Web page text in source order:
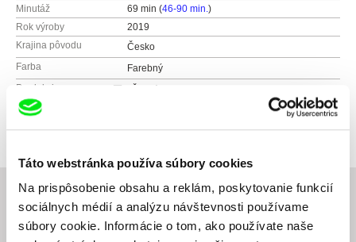
Táto webstránka používa súbory cookies
Na prispôsobenie obsahu a reklám, poskytovanie funkcií
sociálnych médií a analýzu návštevnosti používame
súbory cookie. Informácie o tom, ako používate naše
Minutáž
69 min (46-90 min.)
Rok výroby
2019
Krajina pôvodu
Česko
Farba
Farebný
Produkcia
web:www.ceskatelevize.cz
tel: 261137106
a.prochazkova@ceskatelevize.cz
Distribúcia
Česko
e-mail:petra.pachl@bontonfilm.cz
Súvisiace filmy (6)